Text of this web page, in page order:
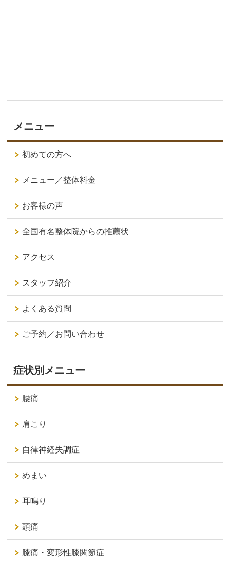
メニュー
初めての方へ
メニュー／整体料金
お客様の声
全国有名整体院からの推薦状
アクセス
スタッフ紹介
よくある質問
ご予約／お問い合わせ
症状別メニュー
腰痛
肩こり
自律神経失調症
めまい
耳鳴り
頭痛
膝痛・変形性膝関節症